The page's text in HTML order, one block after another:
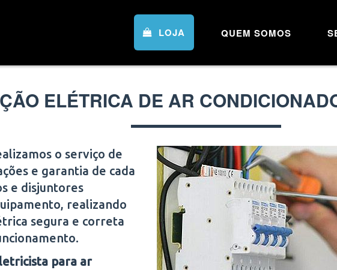
LOJA QUEM SOMOS
ELÉTRICA DE AR
o serviço de
e garantia de cada
e disjuntores
realizando
segura e correta
para ar